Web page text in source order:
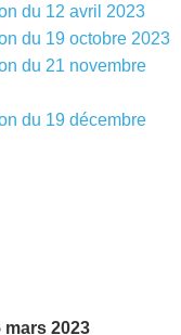
du 12 avril 2023
du 19 octobre 2023
du 21 novembre
du 19 décembre
2023